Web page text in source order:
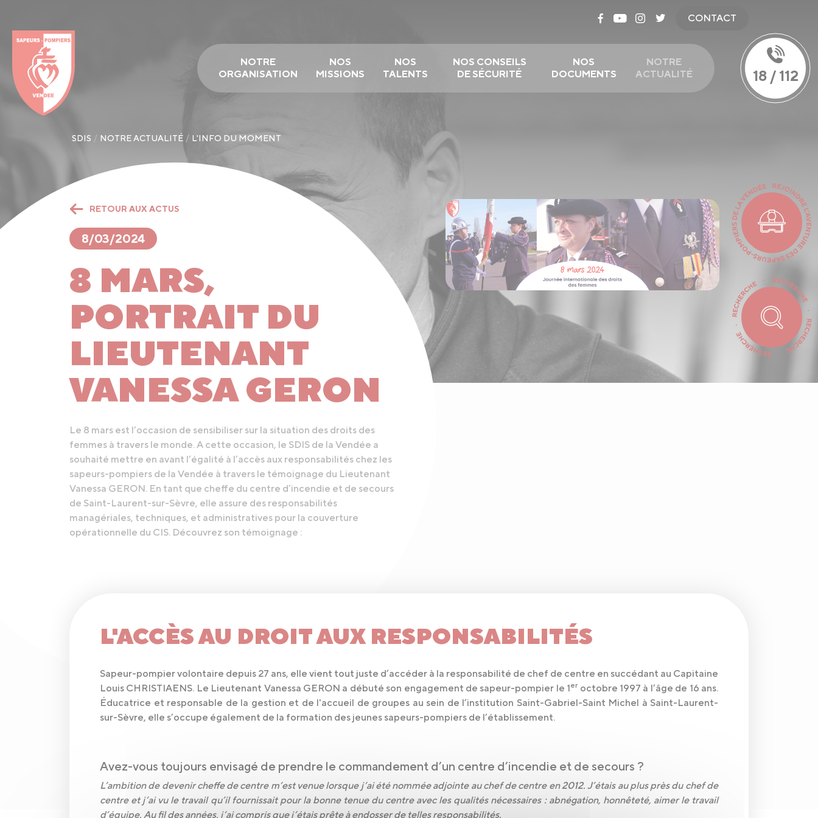
CONTACT
NOTRE
ORGANISATION
NOS
MISSIONS
NOS
TALENTS
NOS CONSEILS
DE SÉCURITÉ
NOS
DOCUMENTS
NOTRE
ACTUALITÉ
18 / 112
SDIS NOTRE ACTUALITÉ L'INFO DU MOMENT
RETOUR AUX ACTUS
8/03/2024
8 MARS,
PORTRAIT DU
LIEUTENANT
VANESSA GERON
Le 8 mars est l’occasion de sensibiliser sur la situation des droits des
femmes à travers le monde. A cette occasion, le SDIS de la Vendée a
souhaité mettre en avant l’égalité à l’accès aux responsabilités chez les
sapeurs-pompiers de la Vendée à travers le témoignage du Lieutenant
Vanessa GERON. En tant que cheffe du centre d’incendie et de secours
de Saint-Laurent-sur-Sèvre, elle assure des responsabilités
managériales, techniques, et administratives pour la couverture
opérationnelle du CIS. Découvrez son témoignage :
L'ACCÈS AU DROIT AUX RESPONSABILITÉS
Sapeur-pompier volontaire depuis 27 ans, elle vient tout juste d’accéder à la responsabilité de chef de centre en succédant au Capitaine
Louis CHRISTIAENS. Le Lieutenant Vanessa GERON a débuté son engagement de sapeur-pompier le 1er octobre 1997 à l’âge de 16 ans.
Éducatrice et responsable de la gestion et de l'accueil de groupes au sein de l’institution Saint-Gabriel-Saint Michel à Saint-Laurent-
sur-Sèvre, elle s’occupe également de la formation des jeunes sapeurs-pompiers de l’établissement.
Avez-vous toujours envisagé de prendre le commandement d’un centre d’incendie et de secours ?
L’ambition de devenir cheffe de centre m’est venue lorsque j’ai été nommée adjointe au chef de centre en 2012. J’étais au plus près du chef de
centre et j’ai vu le travail qu’il fournissait pour la bonne tenue du centre avec les qualités nécessaires : abnégation, honnêteté, aimer le travail
d’équipe. Au fil des années, j’ai compris que j’étais prête à endosser de telles responsabilités.